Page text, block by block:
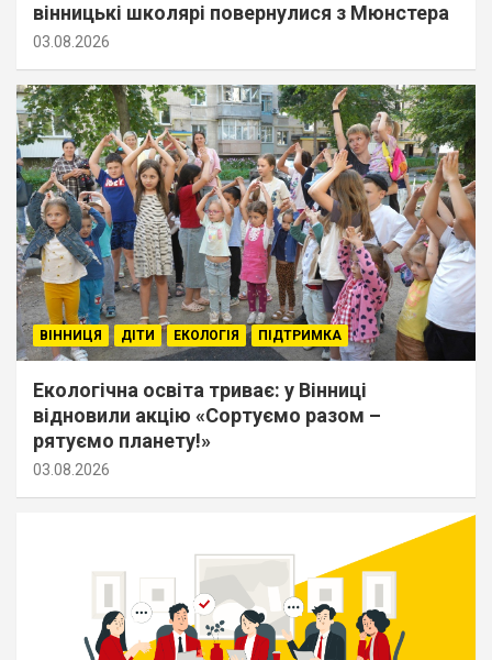
вінницькі школярі повернулися з Мюнстера
03.08.2026
ВІННИЦЯ ДІТИ ЕКОЛОГІЯ ПІДТРИМКА
Екологічна освіта триває: у Вінниці
відновили акцію «Сортуємо разом –
рятуємо планету!»
03.08.2026